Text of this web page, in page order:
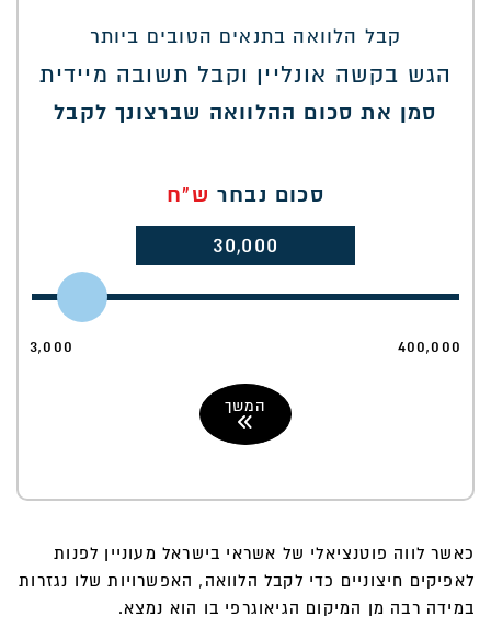
קבל הלוואה בתנאים הטובים ביותר
הגש בקשה אונליין וקבל תשובה מיידית
סמן את סכום ההלוואה שברצונך לקבל
סכום נבחר ש"ח
30,000
3,000 400,000
המשך
כאשר לווה פוטנציאלי של אשראי בישראל מעוניין לפנות
לאפיקים חיצוניים כדי לקבל הלוואה, האפשרויות שלו נגזרות
במידה רבה מן המיקום הגיאוגרפי בו הוא נמצא.